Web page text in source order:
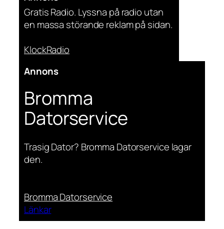
Gratis Radio. Lyssna på radio utan
en massa störande reklam på sidan.
KlockRadio
Annons
Bromma
Datorservice
Trasig Dator? Bromma Datorservice lagar
den.
Bromma Datorservice
Länkar